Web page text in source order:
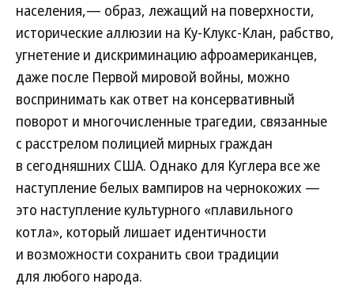
населения,— образ, лежащий на поверхности,
исторические аллюзии на Ку-Клукс-Клан, рабство,
угнетение и дискриминацию афроамериканцев,
даже после Первой мировой войны, можно
воспринимать как ответ на консервативный
поворот и многочисленные трагедии, связанные
с расстрелом полицией мирных граждан
в сегодняшних США. Однако для Куглера все же
наступление белых вампиров на чернокожих —
это наступление культурного «плавильного
котла», который лишает идентичности
и возможности сохранить свои традиции
для любого народа.